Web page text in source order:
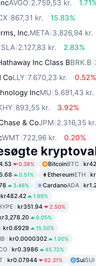
AVGO 2.759,53 kr.
867,31 kr.
15.83%
Inc.META 3.826,94 kr.
2.127,83 kr.
2.83%
Inc Class BBRK.B
CoLLY 7.670,23 kr.
0.52%
IncMU 5.691,43 kr.
893,55 kr.
3.92%
& CoJPM 2.316,35 kr.
WMT 722,96 kr. 0.20%
0.38% BitcoinBTC
0.51% EthereumETH
3.46% CardanoADA
kr482.42 1.99%
kr351.94 2.50%
0.05%
kr0.6929 15.50%
kr0.0000302 1.00%
kr0.3986 45.72%
kr0.07944 62.31% SuiSUI